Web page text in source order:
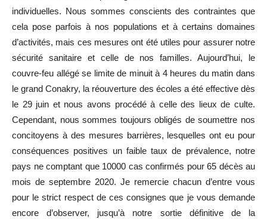
individuelles. Nous sommes conscients des contraintes que
cela pose parfois à nos populations et à certains domaines
d’activités, mais ces mesures ont été utiles pour assurer notre
sécurité sanitaire et celle de nos familles. Aujourd’hui, le
couvre-feu allégé se limite de minuit à 4 heures du matin dans
le grand Conakry, la réouverture des écoles a été effective dès
le 29 juin et nous avons procédé à celle des lieux de culte.
Cependant, nous sommes toujours obligés de soumettre nos
concitoyens à des mesures barrières, lesquelles ont eu pour
conséquences positives un faible taux de prévalence, notre
pays ne comptant que 10000 cas confirmés pour 65 décès au
mois de septembre 2020. Je remercie chacun d’entre vous
pour le strict respect de ces consignes que je vous demande
encore d’observer, jusqu’à notre sortie définitive de la